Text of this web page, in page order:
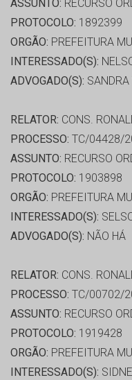
ASSUNTO: RECURSO
PROTOCOLO: 1892399
ORGÃO: PREFEITURA
INTERESSADO(S):
ADVOGADO(S):
RELATOR: CONS.
PROCESSO: TC/04428/
ASSUNTO: RECURSO
PROTOCOLO: 1903898
ORGÃO: PREFEITURA
INTERESSADO(S):
ADVOGADO(S): NÃO HÁ
RELATOR: CONS.
PROCESSO: TC/00702/
ASSUNTO: RECURSO
PROTOCOLO: 1919428
ORGÃO: PREFEITURA
INTERESSADO(S):